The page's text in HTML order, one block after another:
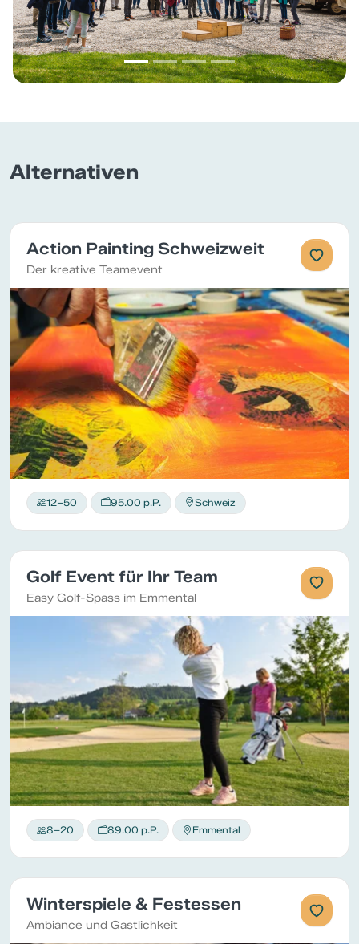
Alternativen
Action Painting Schweizweit
Der kreative Teamevent
12–50 95.00 p.P. Schweiz
Golf Event für Ihr Team
Easy Golf-Spass im Emmental
8–20 89.00 p.P. Emmental
Winterspiele & Festessen
Ambiance und Gastlichkeit